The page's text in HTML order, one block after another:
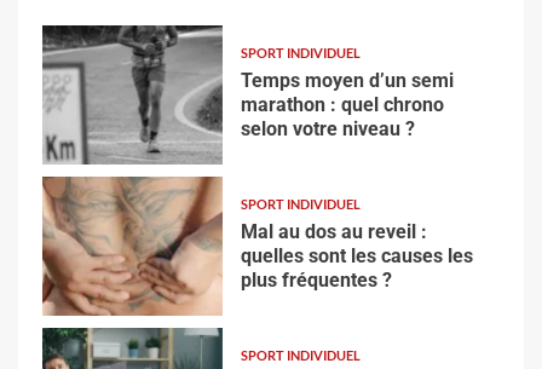
SPORT INDIVIDUEL
Temps moyen d’un semi
marathon : quel chrono
selon votre niveau ?
SPORT INDIVIDUEL
Mal au dos au reveil :
quelles sont les causes les
plus fréquentes ?
SPORT INDIVIDUEL